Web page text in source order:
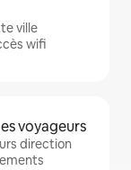
ville
wifi
voyageurs
direction